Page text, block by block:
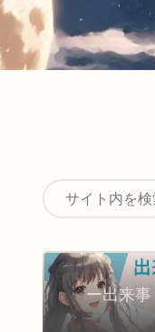
ー出来事